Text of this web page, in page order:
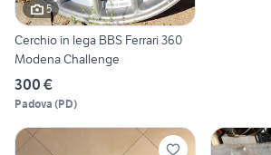
5
Cerchio in lega BBS Ferrari 360
Modena Challenge
300 €
Padova (PD)